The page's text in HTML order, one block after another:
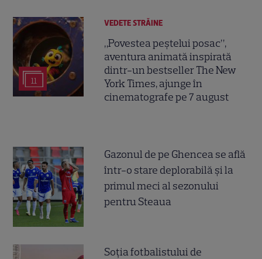
11
VEDETE STRĂINE
„Povestea peștelui posac”,
aventura animată inspirată
dintr-un bestseller The New
York Times, ajunge în
cinematografe pe 7 august
Gazonul de pe Ghencea se află
într-o stare deplorabilă și la
primul meci al sezonului
pentru Steaua
Soția fotbalistului de